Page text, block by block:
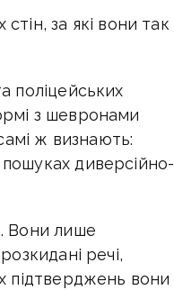
за які вони так
поліцейських
з шевронами
ж визнають:
диверсійно-
Вони лише
речі,
підтверджень вони